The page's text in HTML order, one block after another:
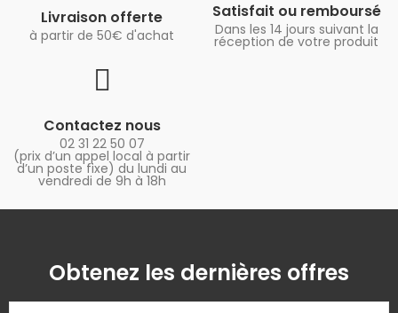
Livraison offerte
à partir de 50€ d'achat
Satisfait ou remboursé
Dans les 14 jours suivant la
réception de votre produit
Contactez nous
02 31 22 50 07
(prix d’un appel local à partir
d’un poste fixe) du lundi au
vendredi de 9h à 18h
Obtenez les dernières offres